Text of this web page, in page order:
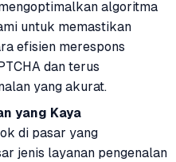
algoritma
untuk memastikan
efisien merespons
dan terus
yang akurat.
yang Kaya
di pasar yang
jenis layanan pengenalan